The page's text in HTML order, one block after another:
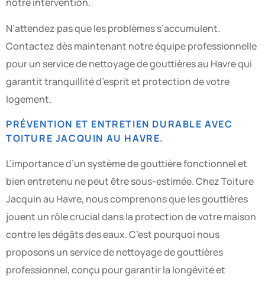
N’attendez pas que les problèmes s’accumulent.
Contactez dès maintenant notre équipe professionnelle
pour un service de nettoyage de gouttières au Havre qui
garantit tranquillité d’esprit et protection de votre
logement.
PRÉVENTION ET ENTRETIEN DURABLE AVEC
TOITURE JACQUIN AU HAVRE.
L’importance d’un système de gouttière fonctionnel et
bien entretenu ne peut être sous-estimée. Chez Toiture
Jacquin au Havre, nous comprenons que les gouttières
jouent un rôle crucial dans la protection de votre maison
contre les dégâts des eaux. C’est pourquoi nous
proposons un service de nettoyage de gouttières
professionnel, conçu pour garantir la longévité et